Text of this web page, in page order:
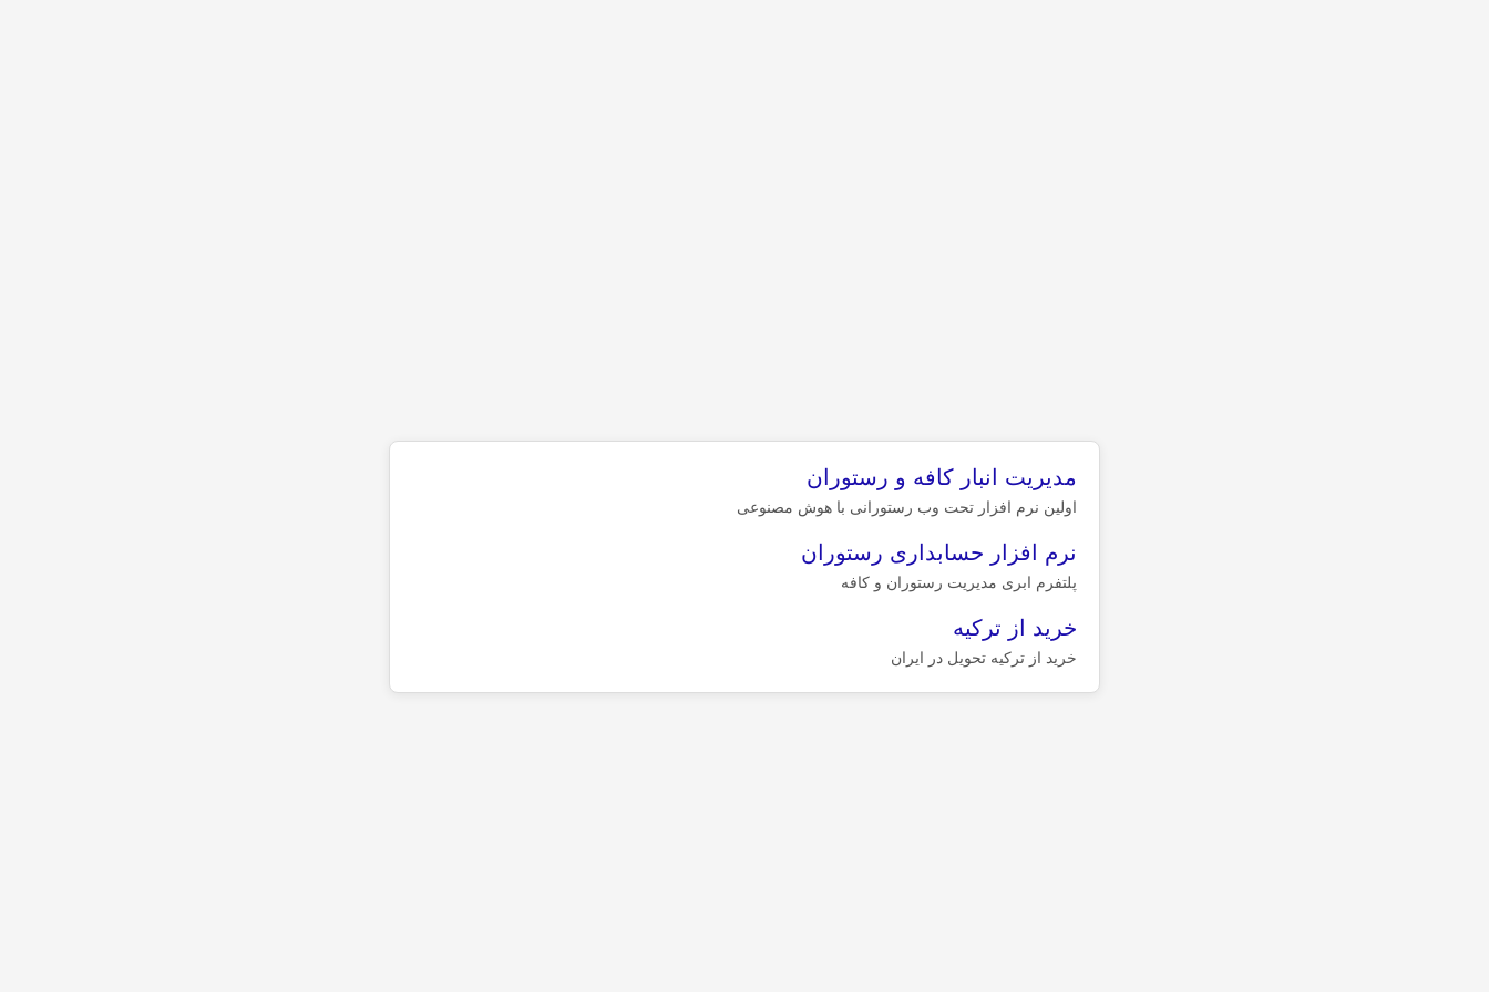
مدیریت انبار کافه و رستوران
اولین نرم افزار تحت وب رستورانی با هوش مصنوعی
نرم افزار حسابداری رستوران
پلتفرم ابری مدیریت رستوران و کافه
خرید از ترکیه
خرید از ترکیه تحویل در ایران